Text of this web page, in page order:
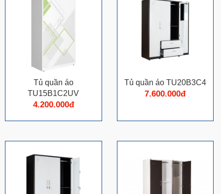
Tủ quần á​o
TU15B1C2UV
4.200.000đ
Tủ quần áo TU20B3C4
7.600.000đ